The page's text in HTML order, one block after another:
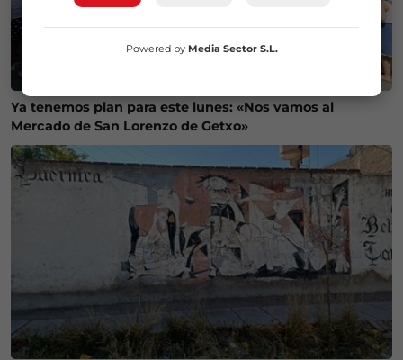
Ya tenemos plan para este lunes: «Nos vamos al
Mercado de San Lorenzo de Getxo»
Powered by Media Sector S.L.